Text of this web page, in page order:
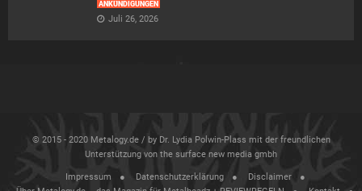
ANKÜNDIGUNGEN
Juli 26, 2026
© 2015 - 2020 Metalogy.de / by Dr. Lydia Polwin-Plass mit der freundlichen
Unterstützung von the surface new media gmbh
Impressum Datenschutzerklärung
Disclaimer